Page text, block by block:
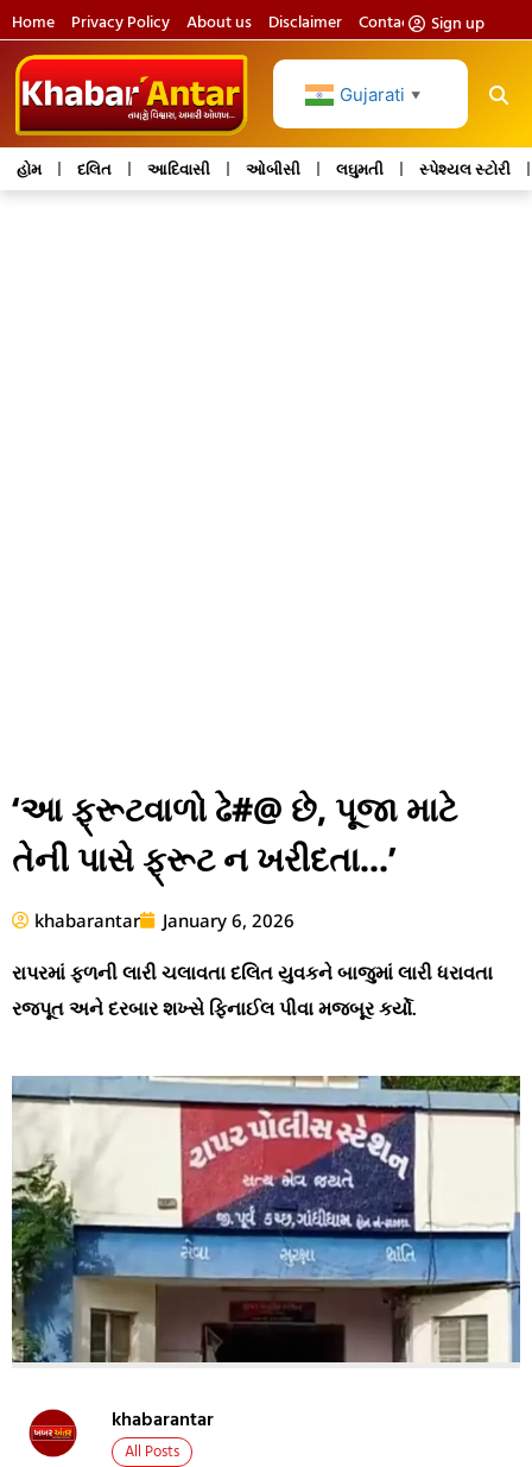
Home Privacy Policy About us Disclaimer Contact usSign up
Gujarati ▼
હોમ દલિત આદિવાસી ઓબીસી લઘુમતી સ્પેશ્યલ સ્ટોરી
‘આ ફ્રૂટવાળો ઢે#@ છે, પૂજા માટે
તેની પાસે ફ્રૂટ ન ખરીદતા…’
khabarantar January 6, 2026
રાપરમાં ફળની લારી ચલાવતા દલિત યુવકને બાજુમાં લારી ધરાવતા
રજપૂત અને દરબાર શખ્સે ફિનાઈલ પીવા મજબૂર કર્યો.
khabarantar
All Posts